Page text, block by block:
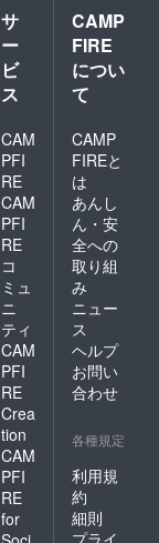
サ
ー
ビ
ス
CAM
PFI
RE
CAM
PFI
RE
コ
ミュ
ニ
ティ
CAM
PFI
RE
Crea
tion
CAM
PFI
RE
for
CAMP
FIRE
につい
て
CAMP
FIREと
は
あんし
ん・安
全への
取り組
み
ニュー
ス
ヘルプ
お問い
合わせ
各種規定
利用規
約
細則
プライ